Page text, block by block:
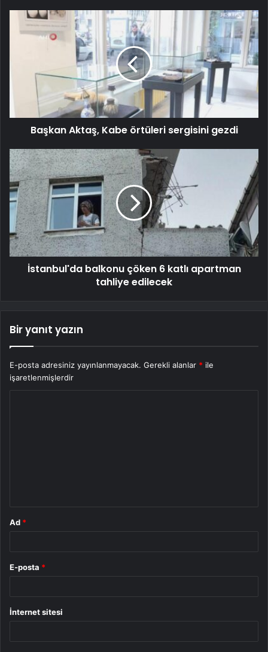
Başkan Aktaş, Kabe örtüleri sergisini gezdi
İstanbul'da balkonu çöken 6 katlı apartman
tahliye edilecek
Bir yanıt yazın
E-posta adresiniz yayınlanmayacak. Gerekli alanlar * ile
işaretlenmişlerdir
Ad *
E-posta *
İnternet sitesi